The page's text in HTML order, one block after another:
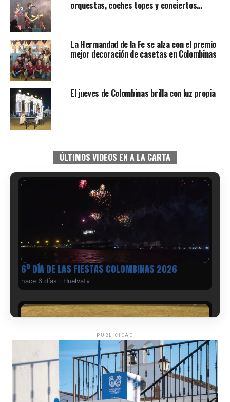
orquestas, coches topes y conciertos…
La Hermandad de la Fe se alza con el premio
mejor decoración de casetas en Colombinas
El jueves de Colombinas brilla con luz propia
ÚLTIMOS VIDEOS EN A LA CARTA
6º DÍA DE LAS FIESTAS COLOMBINAS 2026
hace 6 días · Huelvatv
QUINTA CORRIDA DE LAS FIESTAS COLOMBINAS
PUBLICIDAD